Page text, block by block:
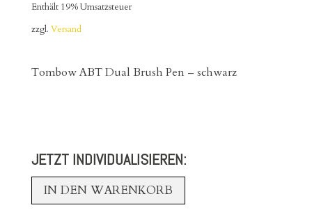
Enthält 19% Umsatzsteuer
zzgl. Versand
Tombow ABT Dual Brush Pen – schwarz
JETZT INDIVIDUALISIEREN:
IN DEN WARENKORB